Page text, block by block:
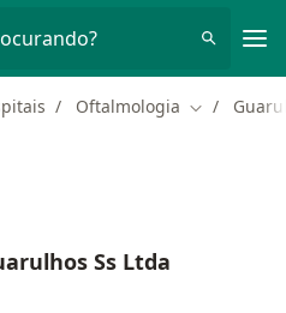
Oftalmologia Mudar de
Ss Ltda